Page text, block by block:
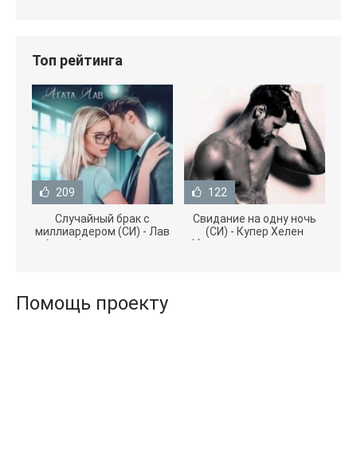
Топ рейтинга
209
Случайный брак с
миллиардером (СИ) - Лав
Агата (полная версия
122
Свидание на одну ночь
(СИ) - Купер Хелен
(бесплатные серии книг
Помощь проекту